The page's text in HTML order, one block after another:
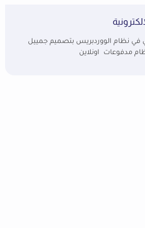
في نظام الووردبريس بتصميم جمييل
مدفوعات اونلاين